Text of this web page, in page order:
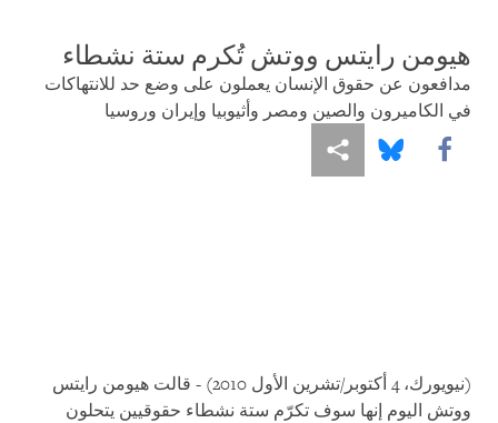
هيومن رايتس ووتش تُكرم ستة نشطاء
مدافعون عن حقوق الإنسان يعملون على وضع حد للانتهاكات
في الكاميرون والصين ومصر وأثيوبيا وإيران وروسيا
Share this via Facebook
Share this via Bluesky
Share this via مشاركة
(نيويورك، 4 أكتوبر/تشرين الأول 2010) - قالت هيومن رايتس
ووتش اليوم إنها سوف تكرّم ستة نشطاء حقوقيين يتحلون